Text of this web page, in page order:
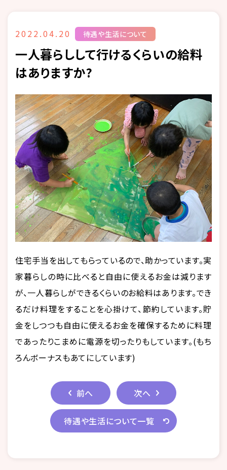
2022.04.20 待遇や生活について
一人暮らしして行けるくらいの給料
はありますか?
住宅手当を出してもらっているので、助かっています。実
家暮らしの時に比べると自由に使えるお金は減ります
が、一人暮らしができるくらいのお給料はあります。でき
るだけ料理をすることを心掛けて、節約しています。貯
金をしつつも自由に使えるお金を確保するために料理
であったりこまめに電源を切ったりもしています。(もち
ろんボーナスもあてにしています)
前へ
待遇や生活について一覧
次へ